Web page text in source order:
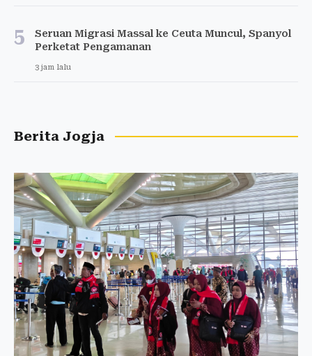
5
Seruan Migrasi Massal ke Ceuta Muncul, Spanyol
Perketat Pengamanan
3 jam lalu
Berita Jogja